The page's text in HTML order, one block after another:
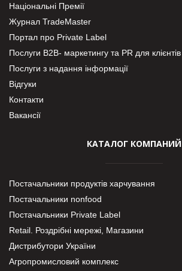
Національні Премії
Журнал TradeMaster
Портал про Private Label
Послуги В2В- маркетингу та PR для клієнтів
Послуги з надання інформації
Відгуки
Контакти
Вакансії
КАТАЛОГ КОМПАНИЙ
Постачальники продуктів харчування
Постачальники nonfood
Постачальники Private Label
Retail. Роздрібні мережі, Магазини
Дистрибутори України
Агропромисловий комплекс